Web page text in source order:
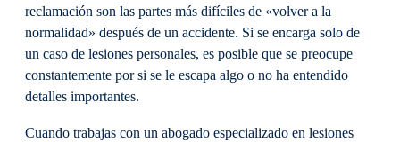
reclamación son las partes más difíciles de «volver a la
normalidad» después de un accidente. Si se encarga solo de
un caso de lesiones personales, es posible que se preocupe
constantemente por si se le escapa algo o no ha entendido
detalles importantes.
Cuando trabajas con un abogado especializado en lesiones